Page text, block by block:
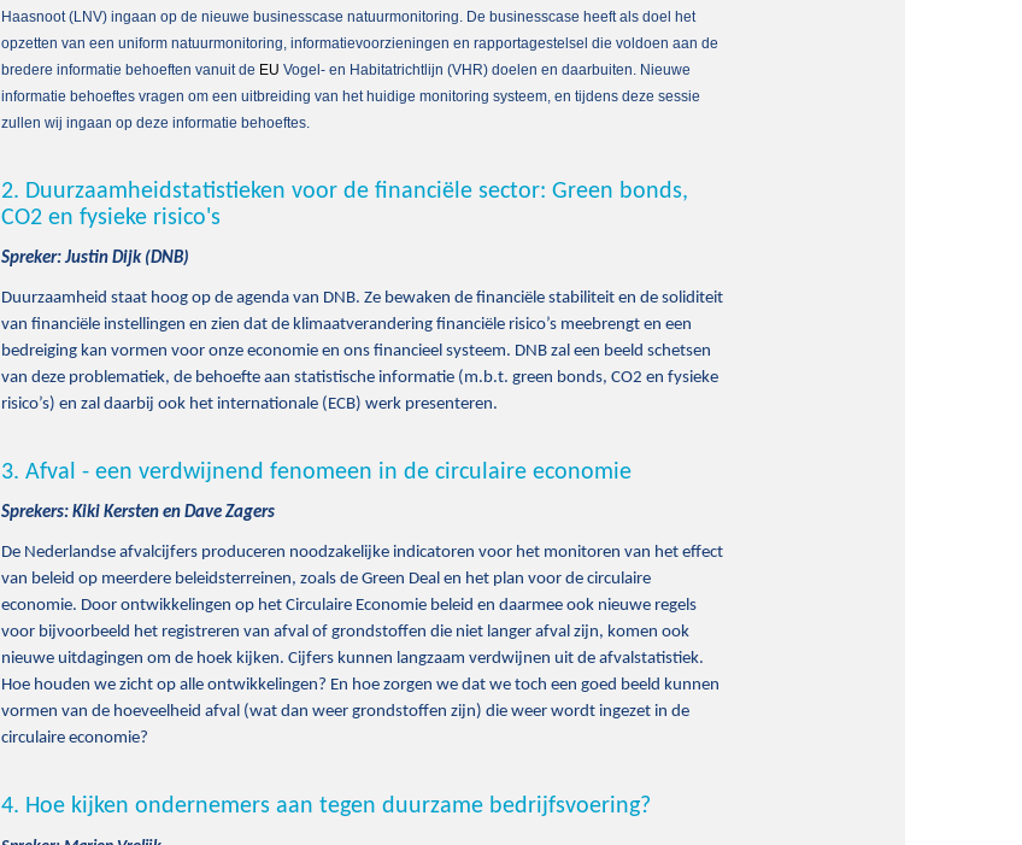
Haasnoot (LNV) ingaan op de nieuwe businesscase natuurmonitoring. De businesscase heeft als doel het
opzetten van een uniform natuurmonitoring, informatievoorzieningen en rapportagestelsel die voldoen aan de
bredere informatie behoeften vanuit de EU Vogel- en Habitatrichtlijn (VHR) doelen en daarbuiten. Nieuwe
informatie behoeftes vragen om een uitbreiding van het huidige monitoring systeem, en tijdens deze sessie
zullen wij ingaan op deze informatie behoeftes.
2. Duurzaamheidstatistieken voor de financiële sector: Green bonds,
CO2 en fysieke risico's
Spreker:Justin Dijk (DNB)
Duurzaamheid staat hoog op de agenda van DNB. Ze bewaken de financiële stabiliteit en de soliditeit
van financiële instellingen en zien dat de klimaatverandering financiële risico’s meebrengt en een
bedreiging kan vormen voor onze economie en ons financieel systeem. DNB zal een beeld schetsen
van deze problematiek, de behoefte aan statistische informatie (m.b.t. green bonds, CO2 en fysieke
risico’s) en zal daarbij ook het internationale (ECB) werk presenteren.
3. Afval - een verdwijnend fenomeen in de circulaire economie
Sprekers: Kiki Kersten en Dave Zagers
De Nederlandse afvalcijfers produceren noodzakelijke indicatoren voor het monitoren van het effect
van beleid op meerdere beleidsterreinen, zoals de Green Deal en het plan voor de circulaire
economie. Door ontwikkelingen op het Circulaire Economie beleid en daarmee ook nieuwe regels
voor bijvoorbeeld het registreren van afval of grondstoffen die niet langer afval zijn, komen ook
nieuwe uitdagingen om de hoek kijken. Cijfers kunnen langzaam verdwijnen uit de afvalstatistiek.
Hoe houden we zicht op alle ontwikkelingen? En hoe zorgen we dat we toch een goed beeld kunnen
vormen van de hoeveelheid afval (wat dan weer grondstoffen zijn) die weer wordt ingezet in de
circulaire economie?
4. Hoe kijken ondernemers aan tegen duurzame bedrijfsvoering?